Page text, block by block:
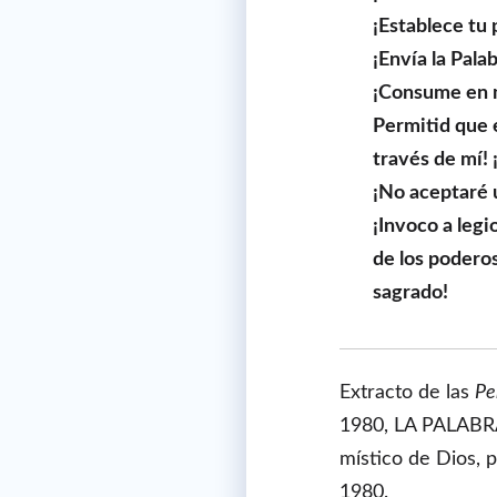
¡Establece tu
¡Envía la
¡Consume
Permitid que
través de mí!
¡No aceptaré
¡Invoco a
de los
sagrado!
Extracto de las
1980, LA
místico de Dios,
1980.